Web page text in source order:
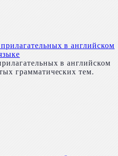
в английском
в английском
грамматических тем.